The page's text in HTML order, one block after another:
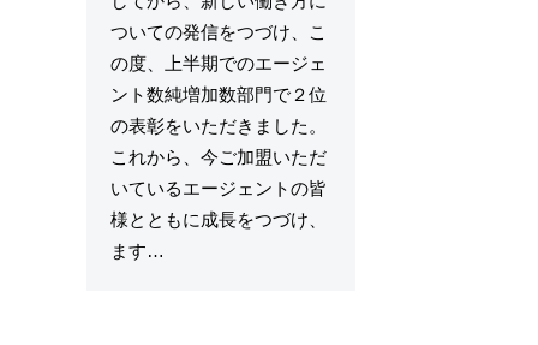
ついての発信をつづけ、こ
の度、上半期でのエージェ
ント数純増加数部門で２位
の表彰をいただきました。
これから、今ご加盟いただ
いているエージェントの皆
様とともに成長をつづけ、
ます…